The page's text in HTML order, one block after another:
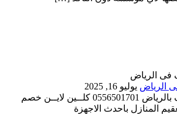
الرياض يوليو 16, 2025